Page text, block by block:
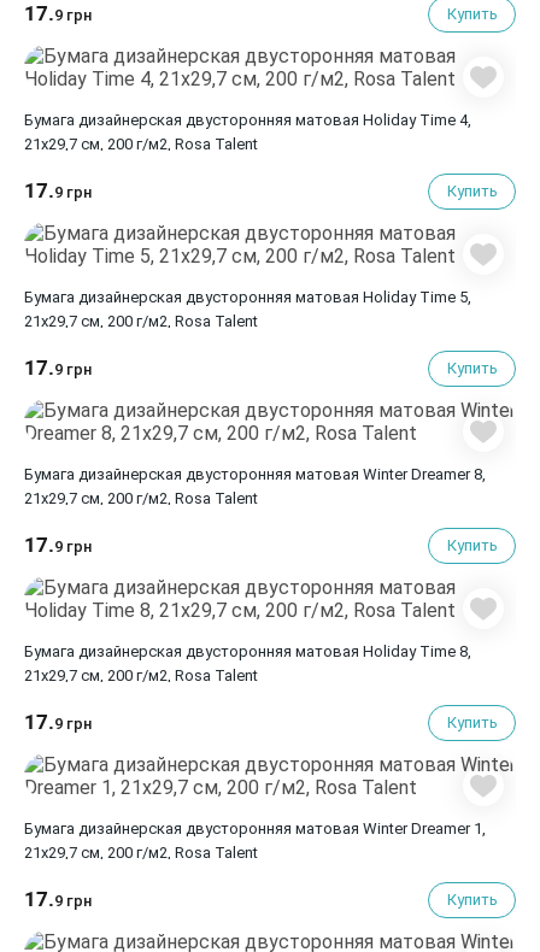
17.9 грн Купить
Бумага дизайнерская двусторонняя матовая Holiday Time 4,
21х29,7 см, 200 г/м2, Rosa Talent
17.9 грн Купить
Бумага дизайнерская двусторонняя матовая Holiday Time 5,
21х29,7 см, 200 г/м2, Rosa Talent
17.9 грн Купить
Бумага дизайнерская двусторонняя матовая Winter Dreamer 8,
21х29,7 см, 200 г/м2, Rosa Talent
17.9 грн Купить
Бумага дизайнерская двусторонняя матовая Holiday Time 8,
21х29,7 см, 200 г/м2, Rosa Talent
17.9 грн Купить
Бумага дизайнерская двусторонняя матовая Winter Dreamer 1,
21х29,7 см, 200 г/м2, Rosa Talent
17.9 грн Купить